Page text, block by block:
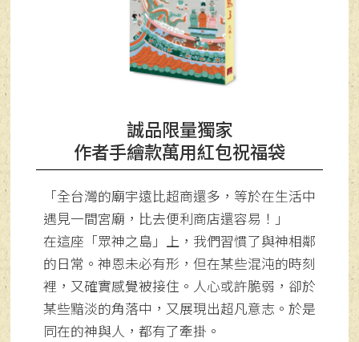
誠品限量獨家
作者手繪款萬用紅包祝福袋
「全台灣的廟宇遠比超商還多，等於在生活中
遇見一間宮廟，比去便利商店還容易！」
在這座「眾神之島」上，我們習慣了與神相鄰
的日常。神恩未必有形，但在某些混沌的時刻
裡，又確實感覺被接住。人心或許脆弱，卻於
某些黯淡的角落中，又展現出超凡意志。於是
同在的神與人，都有了牽掛。